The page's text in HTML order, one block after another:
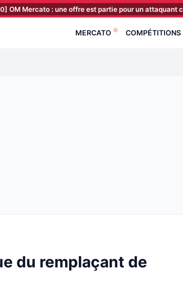
: une offre est partie pour un attaquant ciblé par
MERCATO COMPÉTITIONS
du remplaçant de